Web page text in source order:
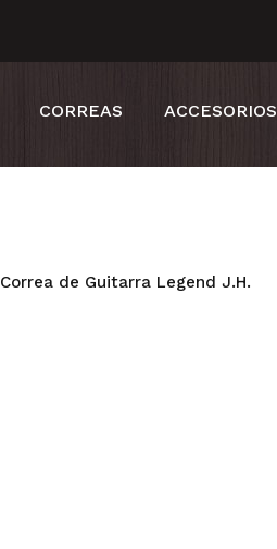
CORREAS ACCESORIOS
Correa de Guitarra Legend J.H.